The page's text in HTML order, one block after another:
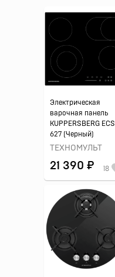
Электрическая
варочная панель
KUPPERSBERG ECS
627 (Черный)
ТЕХНОМУЛЬТ
21 390 ₽ 18